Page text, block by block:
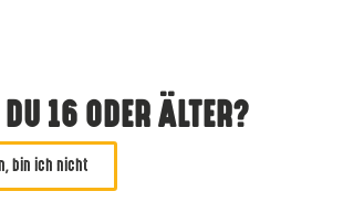
ABONNIERE UNSEREN
16 ODER ÄLTER?
bin ich nicht